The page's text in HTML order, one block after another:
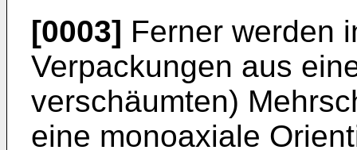
[0003] Ferner werden
Verpackungen aus
verschäumten)
eine monoaxiale